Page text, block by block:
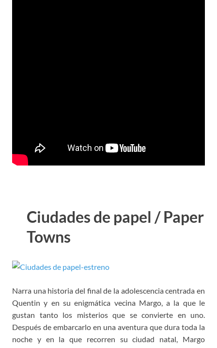
Ciudades de papel / Paper
Towns
Narra una historia del final de la adolescencia centrada en
Quentin y en su enigmática vecina Margo, a la que le
gustan tanto los misterios que se convierte en uno.
Después de embarcarlo en una aventura que dura toda la
noche y en la que recorren su ciudad natal, Margo